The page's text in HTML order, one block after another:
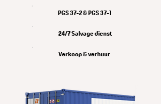
PGS 37-2 & PGS 37-1
24/7 Salvage dienst
Verkoop & verhuur